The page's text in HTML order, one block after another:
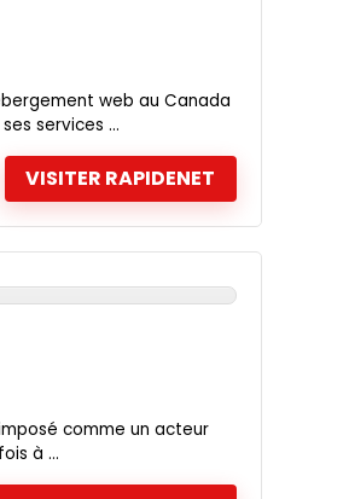
web au Canada
services ...
VISITER RAPIDENET
comme un acteur
à ...